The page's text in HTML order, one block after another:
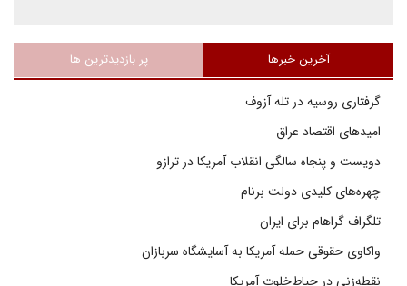
آخرین خبرها پر بازدیدترین ها
گرفتاری روسیه در تله آزوف
امیدهای اقتصاد عراق
دویست و پنجاه سالگی انقلاب آمریکا در ترازو
چهره‌های کلیدی دولت برنام
تلگراف گراهام برای ایران
واکاوی حقوقی حمله آمریکا به آسایشگاه سربازان
نقطه‌زنی در حیاط‌خلوت آمریکا